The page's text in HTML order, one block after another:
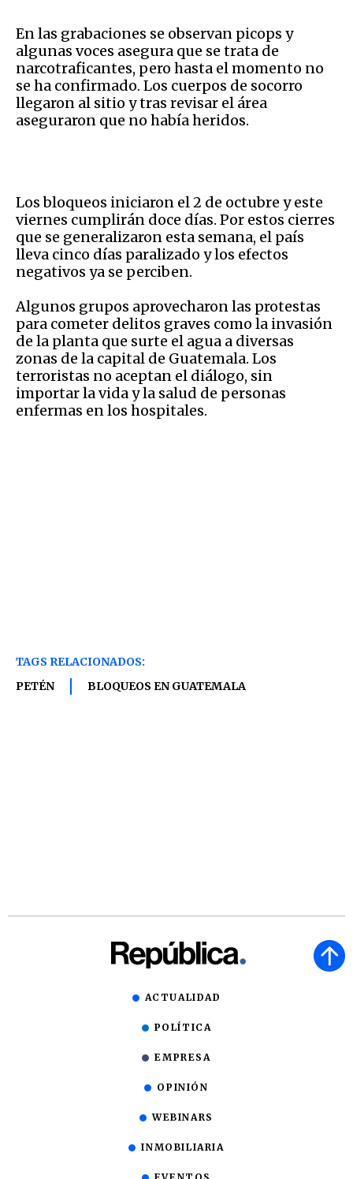
En las grabaciones se observan picops y
algunas voces asegura que se trata de
narcotraficantes, pero hasta el momento no
se ha confirmado. Los cuerpos de socorro
llegaron al sitio y tras revisar el área
aseguraron que no había heridos.
Los bloqueos iniciaron el 2 de octubre y este
viernes cumplirán doce días. Por estos cierres
que se generalizaron esta semana, el país
lleva cinco días paralizado y los efectos
negativos ya se perciben.
Algunos grupos aprovecharon las protestas
para cometer delitos graves como la invasión
de la planta que surte el agua a diversas
zonas de la capital de Guatemala. Los
terroristas no aceptan el diálogo, sin
importar la vida y la salud de personas
enfermas en los hospitales.
TAGS RELACIONADOS:
PETÉN
BLOQUEOS EN GUATEMALA
ACTUALIDAD
POLÍTICA
EMPRESA
OPINIÓN
WEBINARS
INMOBILIARIA